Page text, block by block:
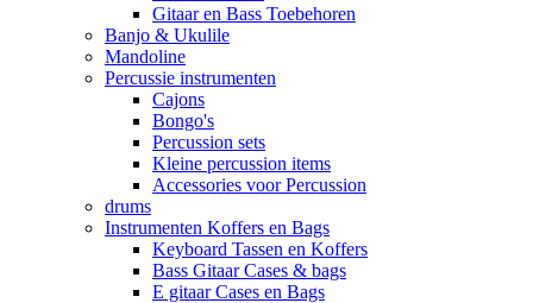
Gitaar en Bass Toebehoren
Banjo & Ukulile
Mandoline
Percussie instrumenten
Cajons
Bongo's
Percussion sets
Kleine percussion items
Accessories voor Percussion
drums
Instrumenten Koffers en Bags
Keyboard Tassen en Koffers
Bass Gitaar Cases & bags
E gitaar Cases en Bags